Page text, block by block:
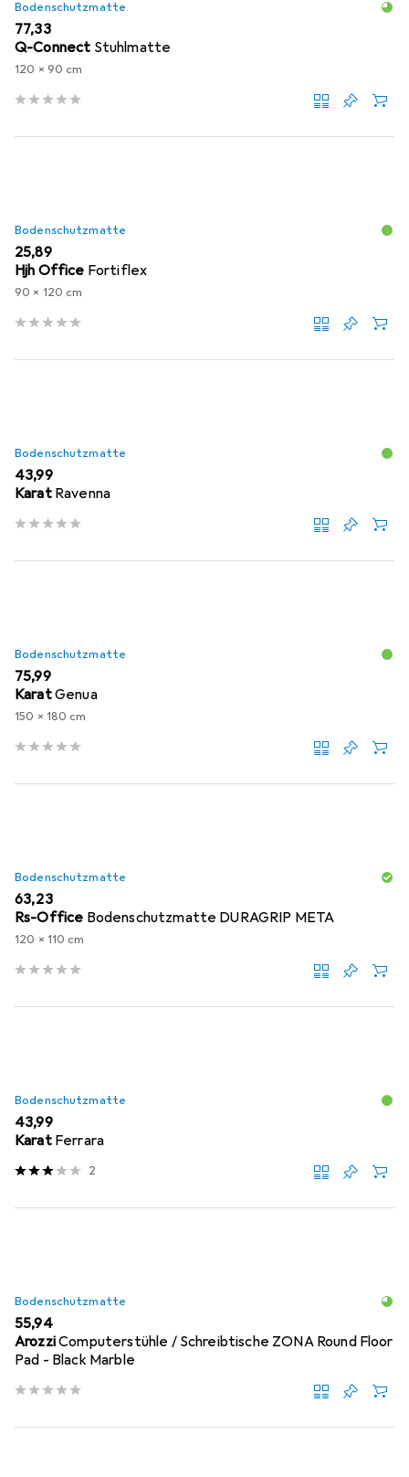
Bodenschutzmatte
EUR
77,33
Q-Connect Stuhlmatte
120 x 90 cm
Bodenschutzmatte
EUR
25,89
Hjh Office Fortiflex
90 x 120 cm
Bodenschutzmatte
EUR
43,99
Karat Ravenna
Bodenschutzmatte
EUR
75,99
KaratGenua
150 x 180 cm
Bodenschutzmatte
EUR
63,23
Rs-Office Bodenschutzmatte DURAGRIP META
120 x 110 cm
Bodenschutzmatte
EUR
43,99
Karat Ferrara
2
Bodenschutzmatte
EUR
55,94
ArozziComputerstühle / Schreibtische ZONA Round Floor
Pad - Black Marble